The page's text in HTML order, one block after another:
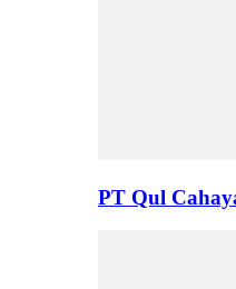
PT Qul